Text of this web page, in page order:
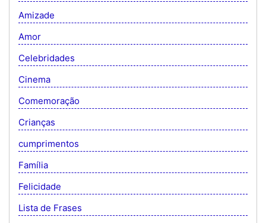
Amizade
Amor
Celebridades
Cinema
Comemoração
Crianças
cumprimentos
Família
Felicidade
Lista de Frases